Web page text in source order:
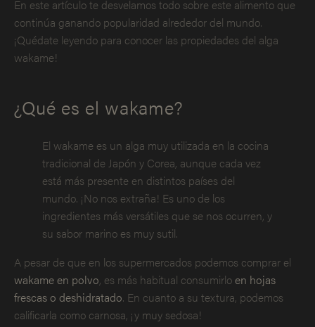
En este artículo te desvelamos todo sobre este alimento que
continúa ganando popularidad alrededor del mundo.
¡Quédate leyendo para conocer las propiedades del alga
wakame!
¿Qué es el wakame?
El wakame es un alga muy utilizada en la cocina
tradicional de Japón y Corea, aunque cada vez
está más presente en distintos países del
mundo. ¡No nos extraña! Es uno de los
ingredientes más versátiles que se nos ocurren, y
su sabor marino es muy sutil.
A pesar de que en los supermercados podemos comprar el
wakame en polvo, es más habitual consumirloen hojas
frescas o deshidratado. En cuanto a su textura, podemos
calificarla como carnosa, ¡y muy sedosa!